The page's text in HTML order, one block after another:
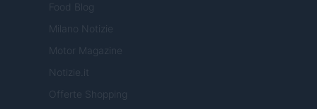
Food Blog
Milano Notizie
Motor Magazine
Notizie.it
Offerte Shopping